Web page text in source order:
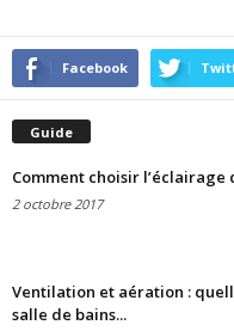
Facebook
Guide
Comment choisir l’éclairage
2 octobre 2017
Ventilation et aération :
salle de bains...